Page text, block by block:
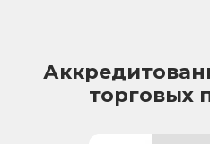
торговых